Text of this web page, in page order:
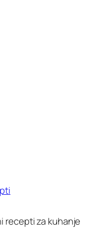
recepti za kuhanje